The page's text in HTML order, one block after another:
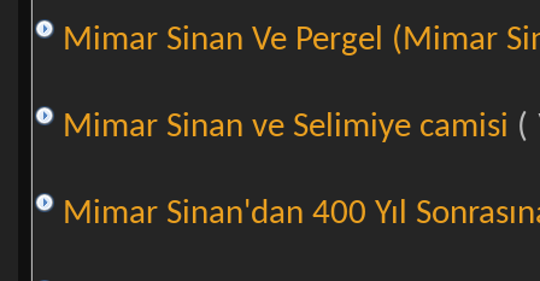
Mimar Sinan Ve Pergel (Mimar
Mimar Sinan ve Selimiye camisi (
Mimar Sinan'dan 400 Yıl